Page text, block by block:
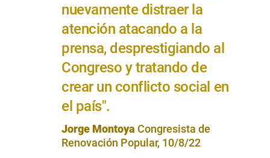
nuevamente distraer la
atención atacando a la
prensa, desprestigiando al
Congreso y tratando de
crear un conflicto social en
el país".
Jorge Montoya Congresista de
Renovación Popular, 10/8/22